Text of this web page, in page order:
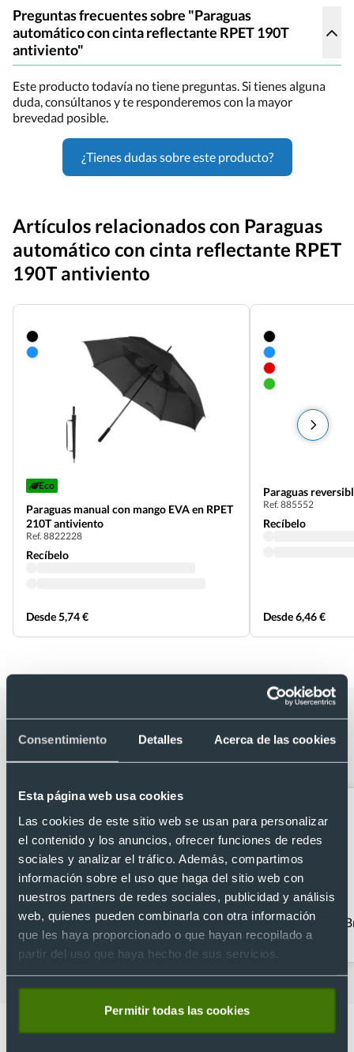
Consentimiento Detalles Acerca de las cookies
Esta página web usa cookies
Las cookies de este sitio web se usan para personalizar
el contenido y los anuncios, ofrecer funciones de redes
sociales y analizar el tráfico. Además, compartimos
información sobre el uso que haga del sitio web con
nuestros partners de redes sociales, publicidad y análisis
web, quienes pueden combinarla con otra información
que les haya proporcionado o que hayan recopilado a
partir del uso que haya hecho de sus servicios.
Permitir todas las cookies
Preguntas frecuentes sobre "Paraguas
automático con cinta reflectante RPET 190T
antiviento"
Este producto todavía no tiene preguntas. Si tienes alguna
duda, consúltanos y te responderemos con la mayor
brevedad posible.
¿Tienes dudas sobre este producto?
Artículos relacionados con Paraguas
automático con cinta reflectante RPET
190T antiviento
Eco
Paraguas manual con mango EVA en RPET
210T antiviento
Ref. 8822228
Recíbelo
Desde 5,74 €
Paraguas
Ref. 885552
Recíbelo
Desde 6,46 €
Categorías relacionadas con Paraguas
automático con cinta reflectante RPET
190T antiviento
Abanicos
personalizados
Fundas y cintas para
gafas